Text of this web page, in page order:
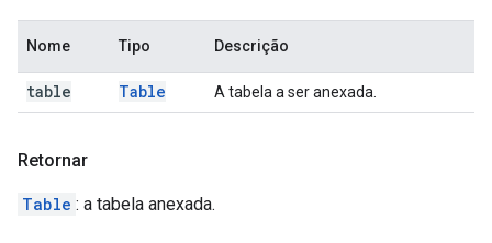
Nome Tipo Descrição
table Table A tabela a ser anexada.
Retornar
Table : a tabela anexada.